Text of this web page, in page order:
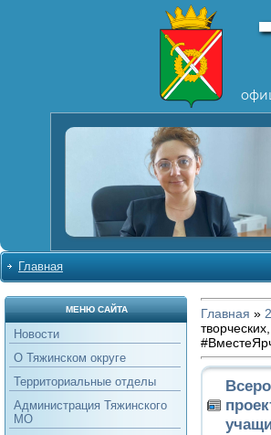
Главная
МЕНЮ САЙТА
Новости
О Тяжинском округе
Территориальные отделы
Администрация Тяжинского
МО
Главная »